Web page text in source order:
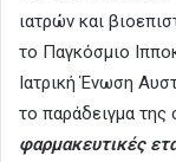
ιατρών και
το Παγκόσμιο
Ιατρική Ένωση
το παράδειγμα της
φαρμακευτικές